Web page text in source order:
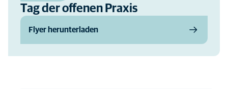
Tag der offenen Praxis
Flyer herunterladen